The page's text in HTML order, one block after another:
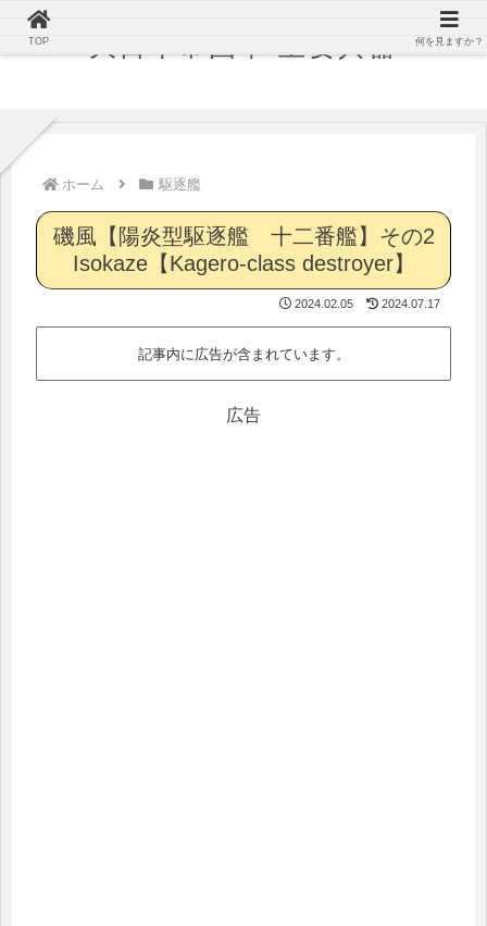
ホーム 駆逐艦
磯風【陽炎型駆逐艦 十二番艦】その2
Isokaze【Kagero-class destroyer】
2024.02.05 2024.07.17
記事内に広告が含まれています。
広告
TOP 何を見ますか？